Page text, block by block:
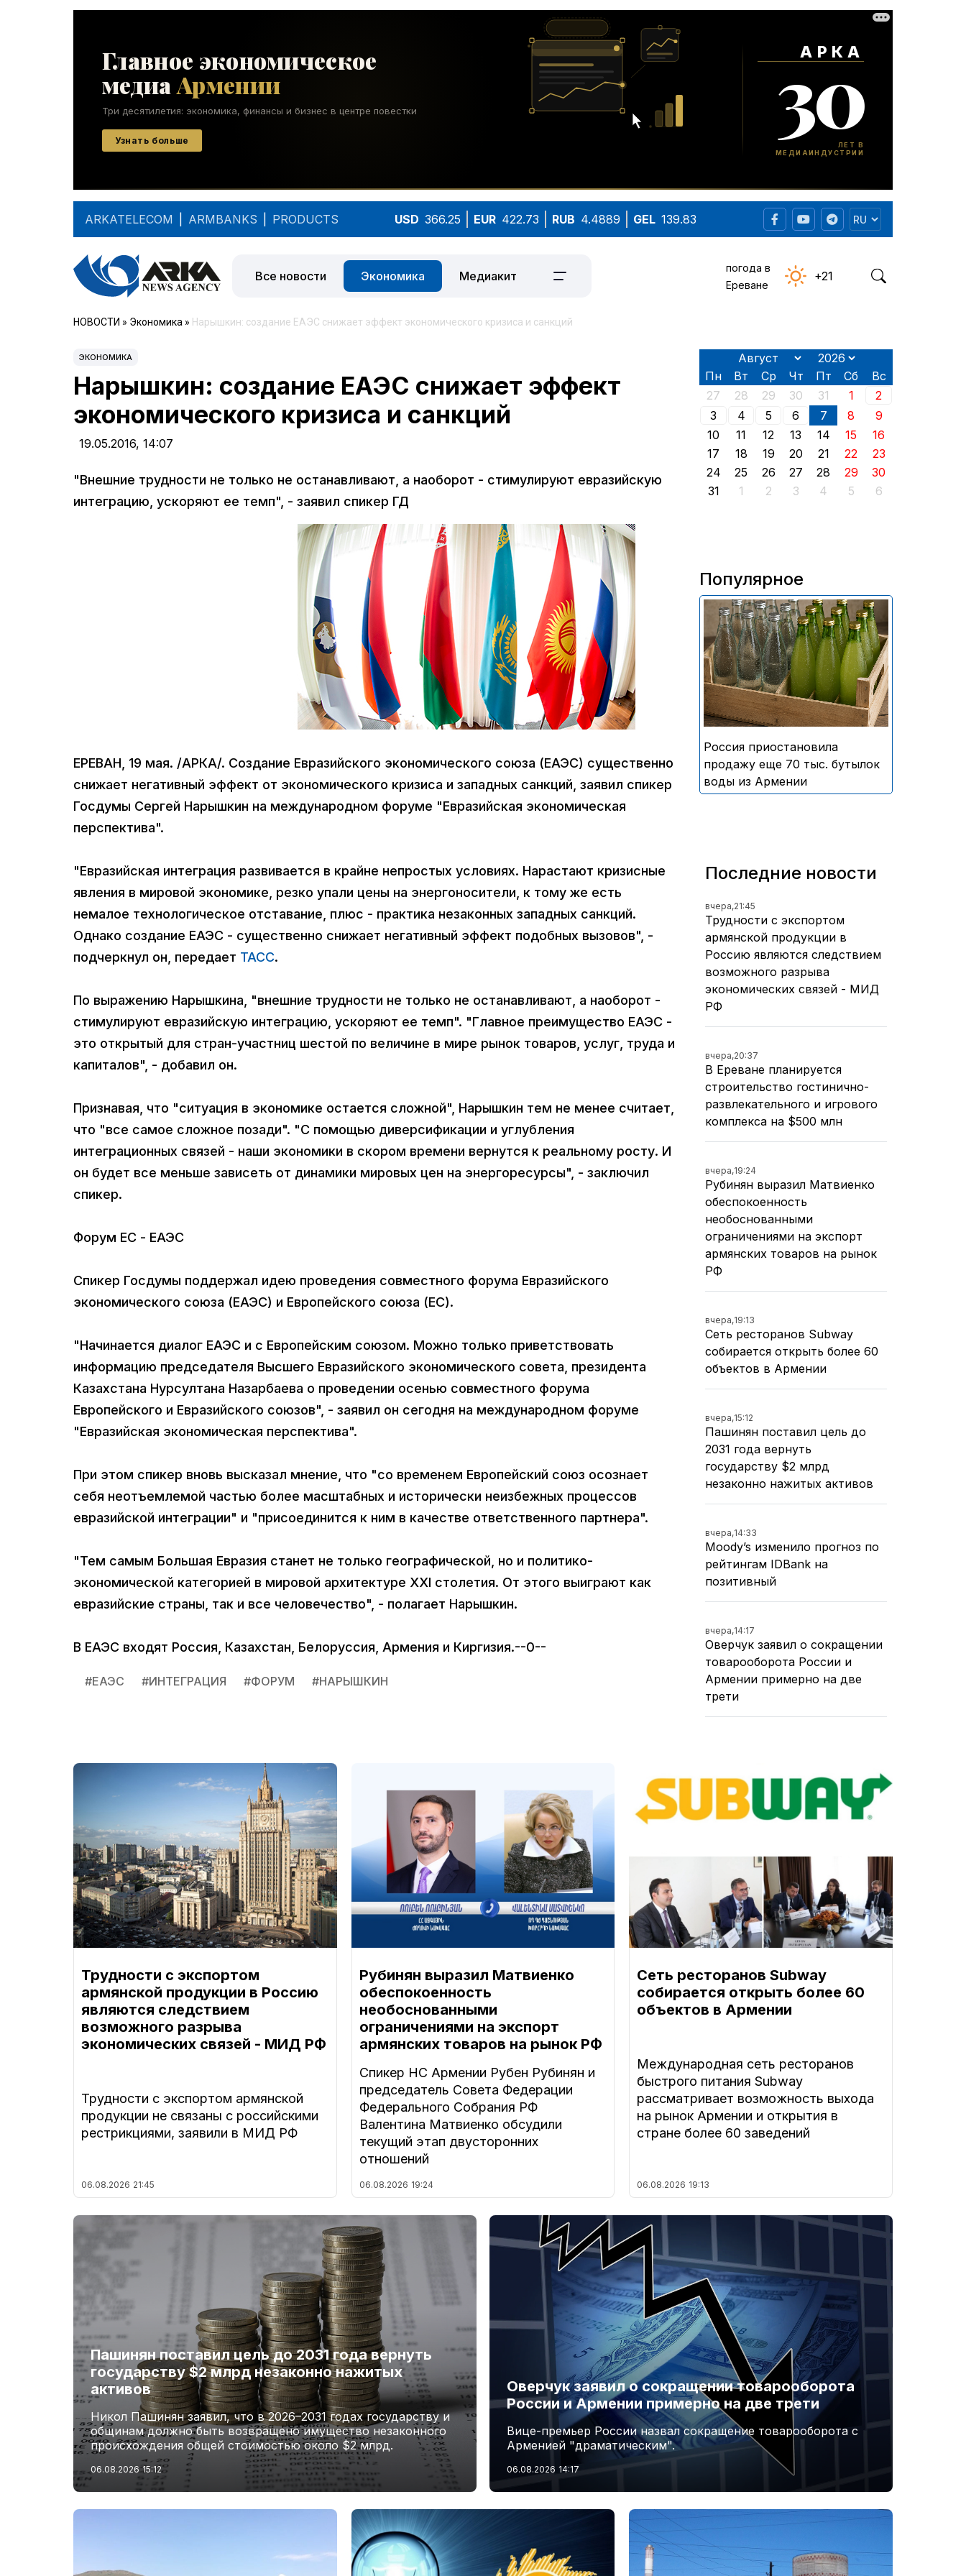
ARKATELECOM ARMBANKS PRODUCTS USD 366.25 EUR 422.73 RUB 4.4889 GEL 139.83
Все новости Экономика Медиакит
погода в
Ереване
+21
НОВОСТИ » Экономика » Нарышкин: создание ЕАЭС снижает эффект экономического кризиса и санкций
ЭКОНОМИКА
Нарышкин: создание ЕАЭС снижает эффект
экономического кризиса и санкций
19.05.2016, 14:07
"Внешние трудности не только не останавливают, а наоборот - стимулируют евразийскую
интеграцию, ускоряют ее темп", - заявил спикер ГД
ЕРЕВАН, 19 мая. /АРКА/. Создание Евразийского экономического союза (ЕАЭС) существенно
снижает негативный эффект от экономического кризиса и западных санкций, заявил спикер
Госдумы Сергей Нарышкин на международном форуме "Евразийская экономическая
перспектива".
"Евразийская интеграция развивается в крайне непростых условиях. Нарастают кризисные
явления в мировой экономике, резко упали цены на энергоносители, к тому же есть
немалое технологическое отставание, плюс - практика незаконных западных санкций.
Однако создание ЕАЭС - существенно снижает негативный эффект подобных вызовов", -
подчеркнул он, передает ТАСС.
По выражению Нарышкина, "внешние трудности не только не останавливают, а наоборот -
стимулируют евразийскую интеграцию, ускоряют ее темп". "Главное преимущество ЕАЭС -
это открытый для стран-участниц шестой по величине в мире рынок товаров, услуг, труда и
капиталов", - добавил он.
Признавая, что "ситуация в экономике остается сложной", Нарышкин тем не менее считает,
что "все самое сложное позади". "С помощью диверсификации и углубления
интеграционных связей - наши экономики в скором времени вернутся к реальному росту. И
он будет все меньше зависеть от динамики мировых цен на энергоресурсы", - заключил
спикер.
Форум ЕС - ЕАЭС
Спикер Госдумы поддержал идею проведения совместного форума Евразийского
экономического союза (ЕАЭС) и Европейского союза (ЕС).
"Начинается диалог ЕАЭС и с Европейским союзом. Можно только приветствовать
информацию председателя Высшего Евразийского экономического совета, президента
Казахстана Нурсултана Назарбаева о проведении осенью совместного форума
Европейского и Евразийского союзов", - заявил он сегодня на международном форуме
"Евразийская экономическая перспектива".
При этом спикер вновь высказал мнение, что "со временем Европейский союз осознает
себя неотъемлемой частью более масштабных и исторически неизбежных процессов
евразийской интеграции" и "присоединится к ним в качестве ответственного партнера".
"Тем самым Большая Евразия станет не только географической, но и политико-
экономической категорией в мировой архитектуре ХХI столетия. От этого выиграют как
евразийские страны, так и все человечество", - полагает Нарышкин.
В ЕАЭС входят Россия, Казахстан, Белоруссия, Армения и Киргизия.--0--
#ЕАЭС #ИНТЕГРАЦИЯ #ФОРУМ #НАРЫШКИН
Пн Вт Ср Чт Пт Сб
Вс
27
28 29 30 31 1
2
3
4 5 6 7 8
9
10
11 12 13 14 15
16
17
18 19 20 21 22
23
24
25 26 27 28 29
30
31
1 2 3 4 5 6
Популярное
В России приостановили
продажу более 70 тыс.
бутылок питьевой воды и
безалкогольных напитков
армянского производства
Россия приостановила
продажу еще 70 тыс. бутылок
воды из Армении
Последние новости
вчера,21:45
Трудности с экспортом
армянской продукции в
Россию являются следствием
возможного разрыва
экономических связей - МИД
РФ
вчера,20:37
В Ереване планируется
строительство гостинично-
развлекательного и игрового
комплекса на $500 млн
вчера,19:24
Рубинян выразил Матвиенко
обеспокоенность
необоснованными
ограничениями на экспорт
армянских товаров на рынок
РФ
вчера,19:13
Сеть ресторанов Subway
собирается открыть более 60
объектов в Армении
вчера,15:12
Пашинян поставил цель до
2031 года вернуть
государству $2 млрд
незаконно нажитых активов
вчера,14:33
Moody’s изменило прогноз по
рейтингам IDBank на
позитивный
вчера,14:17
Оверчук заявил о сокращении
товарооборота России и
Армении примерно на две
трети
Трудности с экспортом
армянской продукции в Россию
являются следствием
возможного разрыва
экономических связей - МИД РФ
Трудности с экспортом армянской
продукции не связаны с российскими
рестрикциями, заявили в МИД РФ
06.08.2026 21:45
Рубинян выразил Матвиенко
обеспокоенность
необоснованными
ограничениями на экспорт
армянских товаров на рынок РФ
Спикер НС Армении Рубен Рубинян и
председатель Совета Федерации
Федерального Собрания РФ
Валентина Матвиенко обсудили
текущий этап двусторонних
отношений
06.08.2026 19:24
Сеть ресторанов Subway
собирается открыть более 60
объектов в Армении
Международная сеть ресторанов
быстрого питания Subway
рассматривает возможность выхода
на рынок Армении и открытия в
стране более 60 заведений
06.08.2026 19:13
Пашинян поставил цель до 2031 года вернуть
государству $2 млрд незаконно нажитых
активов
Никол Пашинян заявил, что в 2026–2031 годах государству и
общинам должно быть возвращено имущество незаконного
происхождения общей стоимостью около $2 млрд.
06.08.2026 15:12
Оверчук заявил о сокращении товарооборота
России и Армении примерно на две трети
Вице-премьер России назвал сокращение товарооборота с
Арменией "драматическим".
06.08.2026 14:17